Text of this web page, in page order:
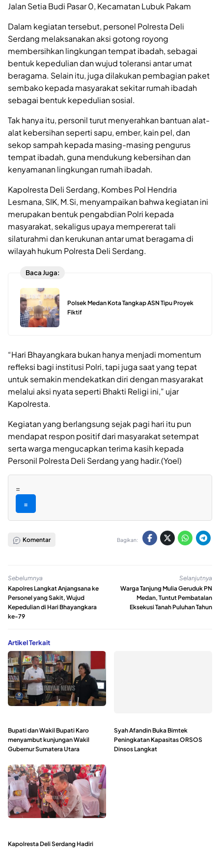
Jalan Setia Budi Pasar 0, Kecamatan Lubuk Pakam
Dalam kegiatan tersebut, personel Polresta Deli
Serdang melaksanakan aksi gotong royong
membersihkan lingkungan tempat ibadah, sebagai
bentuk kepedulian dan wujud toleransi antar umat
beragama. Selain itu, juga dilakukan pembagian paket
sembako kepada masyarakat sekitar rumah ibadah
sebagai bentuk kepedulian sosial.
Tak hanya itu, personil turut menyerahkan bantuan alat-
alat kebersihan seperti sapu, ember, kain pel, dan
sekop sampah kepada masing-masing pengurus
tempat ibadah, guna mendukung kebersihan dan
kenyamanan lingkungan rumah ibadah.
Kapolresta Deli Serdang, Kombes Pol Hendria
Lesmana, SIK, M.Si, menyampaikan bahwa kegiatan ini
merupakan bentuk pengabdian Polri kepada
masyarakat, sekaligus upaya mempererat tali
silaturahmi dan kerukunan antar umat beragama di
wilayah hukum Polresta Deli Serdang.
Baca Juga:
Polsek Medan Kota Tangkap ASN Tipu Proyek
Fiktif
“Hari Bhayangkara bukan hanya menjadi momentum
refleksi bagi institusi Polri, tapi juga saat yang tepat
untuk semakin mendekatkan diri dengan masyarakat
melalui aksi nyata seperti Bhakti Religi ini,” ujar
Kapolresta.
Kegiatan yang berlangsung sejak pagi hari itu pun
mendapat respon positif dari masyarakat setempat
serta warga mengucapkan terima kasih kepada
Personil Polresta Deli Serdang yang hadir.(Yoel)
=
=
Komentar Bagikan:
Sebelumnya
Kapolres Langkat Anjangsana ke
Personel yang Sakit, Wujud
Kepedulian di Hari Bhayangkara
ke-79
Selanjutnya
Warga Tanjung Mulia Geruduk PN
Medan, Tuntut Pembatalan
Eksekusi Tanah Puluhan Tahun
Artikel Terkait
Bupati dan Wakil Bupati Karo
menyambut kunjungan Wakil
Gubernur Sumatera Utara
Syah Afandin Buka Bimtek
Peningkatan Kapasitas ORSOS
Dinsos Langkat
Kapolresta Deli Serdang Hadiri